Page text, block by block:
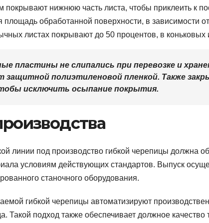
покрывают нижнюю часть листа, чтобы приклеить к
площадь обработанной поверхности, в зависимости
листах покрывают до 50 процентов, в коньковых
пластины не слипались при перевозке и
защитной полиэтиленовой пленкой. Также
исключить осыпание покрытия.
линии под производство гибкой черепицы должна
условиям действующих стандартов. Выпуск
станочного оборудования.
гибкой черепицы автоматизируют
Такой подход также обеспечивает должное качество